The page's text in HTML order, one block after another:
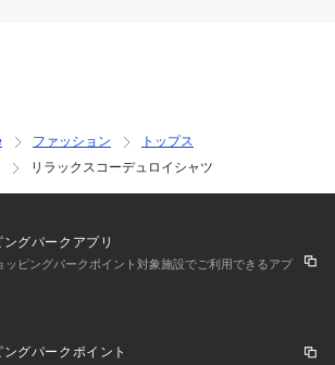
パンツと合わせてリラクシーなスタイルに
合わせたセットアップスタイルもおすすめ
イズ感
ファッション
トップス
リラックスコーデュロイシャツ
グパークアプリ
ッピングパークポイント対象施設でご利用できるアプ
グパークポイント